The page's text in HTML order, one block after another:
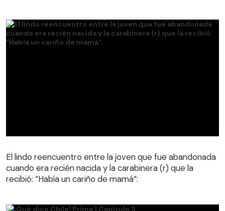
cuando era recién nacida y la carabinera (r) que la
recibió: “Había un cariño de mamá”:
El lindo reencuentro entre la joven que fue abandonada
cuando era recién nacida y la carabinera (r) que la
recibió: “Había un cariño de mamá”: